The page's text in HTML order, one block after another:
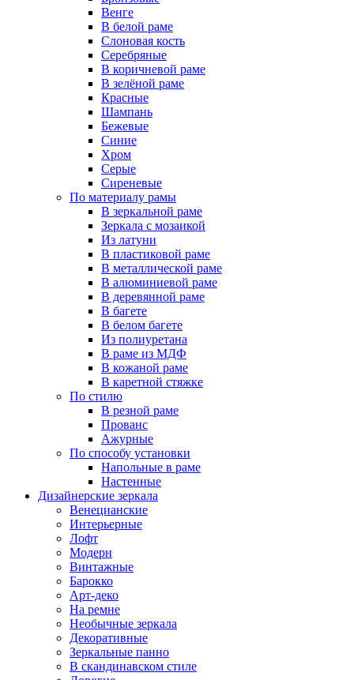
Венге
В белой раме
Слоновая кость
Серебряные
В коричневой раме
В зелёной раме
Красные
Шампань
Бежевые
Синие
Хром
Серые
Сиреневые
По материалу рамы
В зеркальной раме
Зеркала с мозаикой
Из латуни
В пластиковой раме
В металлической раме
В алюминиевой раме
В деревянной раме
В багете
В белом багете
Из полиуретана
В раме из МДФ
В кожаной раме
В каретной стяжке
По стилю
В резной раме
Прованс
Ажурные
По способу установки
Напольные в раме
Настенные
Дизайнерские зеркала
Венецианские
Интерьерные
Лофт
Модерн
Винтажные
Барокко
Арт-деко
На ремне
Необычные зеркала
Декоративные
Зеркальные панно
В скандинавском стиле